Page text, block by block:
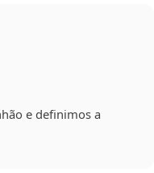
e definimos a